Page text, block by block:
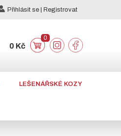
Přihlásit se | Registrovat
0 Kč
0
LEŠENÁŘSKÉ KOZY